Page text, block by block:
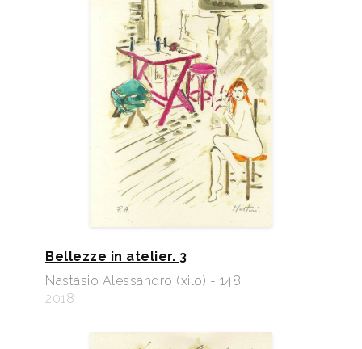
Bellezze in atelier. 3
Nastasio Alessandro (xilo) - 148
2018